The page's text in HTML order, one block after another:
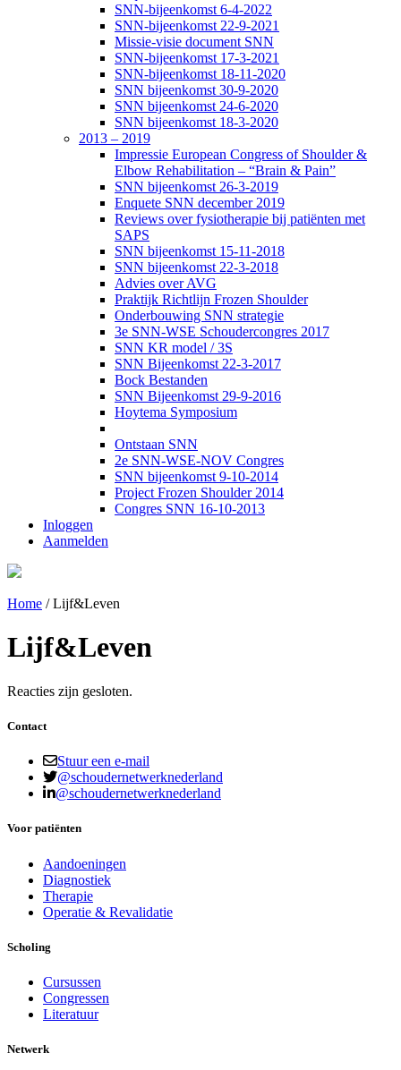
SNN-bijeenkomst 6-4-2022
SNN-bijeenkomst 22-9-2021
Missie-visie document SNN
SNN-bijeenkomst 17-3-2021
SNN-bijeenkomst 18-11-2020
SNN bijeenkomst 30-9-2020
SNN bijeenkomst 24-6-2020
SNN bijeenkomst 18-3-2020
2013 – 2019
Impressie European Congress of Shoulder &
Elbow Rehabilitation – “Brain & Pain”
SNN bijeenkomst 26-3-2019
Enquete SNN december 2019
Reviews over fysiotherapie bij patiënten met
SAPS
SNN bijeenkomst 15-11-2018
SNN bijeenkomst 22-3-2018
Advies over AVG
Praktijk Richtlijn Frozen Shoulder
Onderbouwing SNN strategie
3e SNN-WSE Schoudercongres 2017
SNN KR model / 3S
SNN Bijeenkomst 22-3-2017
Bock Bestanden
SNN Bijeenkomst 29-9-2016
Hoytema Symposium
Ontstaan SNN
2e SNN-WSE-NOV Congres
SNN bijeenkomst 9-10-2014
Project Frozen Shoulder 2014
Congres SNN 16-10-2013
Inloggen
Aanmelden
Home /Lijf&Leven
Lijf&Leven
Reacties zijn gesloten.
Contact
Stuur een e-mail
@schoudernetwerknederland
@schoudernetwerknederland
Voor patiënten
Aandoeningen
Diagnostiek
Therapie
Operatie & Revalidatie
Scholing
Cursussen
Congressen
Literatuur
Netwerk